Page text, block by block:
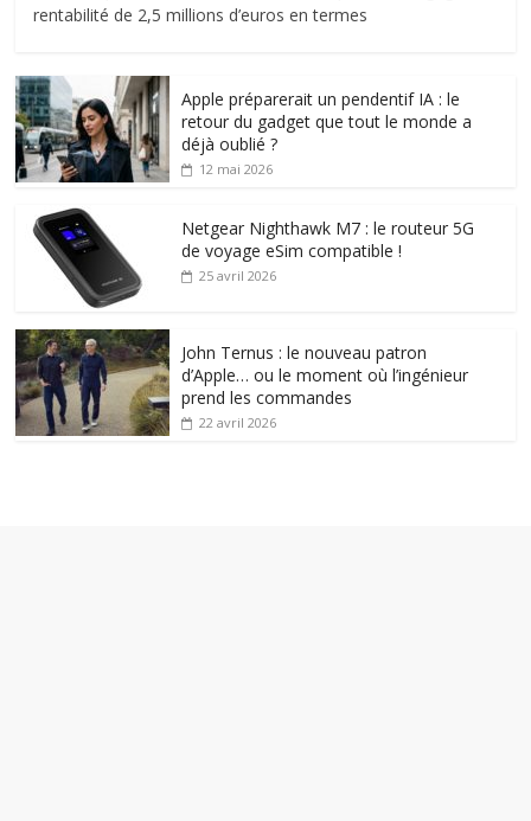
rentabilité de 2,5 millions d’euros en termes
Apple préparerait un pendentif IA : le
retour du gadget que tout le monde a
déjà oublié ?
12 mai 2026
Netgear Nighthawk M7 : le routeur 5G
de voyage eSim compatible !
25 avril 2026
John Ternus : le nouveau patron
d’Apple… ou le moment où l’ingénieur
prend les commandes
22 avril 2026